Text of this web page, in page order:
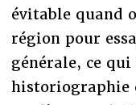
évitable quand
région pour
générale, ce
historiographie